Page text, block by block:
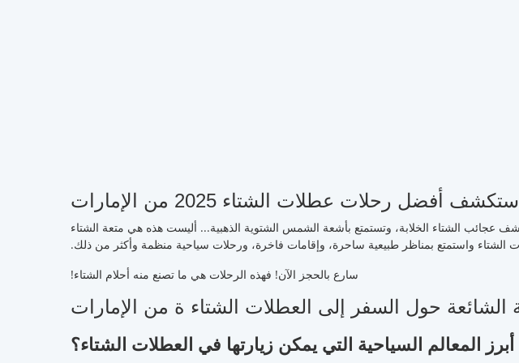
استكشف أفضل رحلات عطلات الشتاء 2025 من الإمارات
عجائب الشتاء الخلابة، وتستمتع بأشعة الشمس الشتوية الذهبية... أليست هذه هي متعة الشتاء
الشتاء واستمتع بمناظر طبيعية ساحرة، وإقامات فاخرة، ورحلات سياحية منظمة وأكثر من ذلك.
سارع بالحجز الآن! فهذه الرحلات هي ما تصنع منه أحلام الشتاء!
الشائعة حول السفر إلى العطلات الشتاء ة من الإمارات
أبرز المعالم السياحية التي يمكن زيارتها في العطلات الشتاء؟